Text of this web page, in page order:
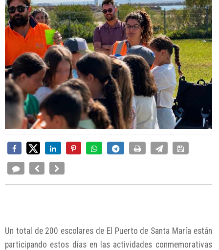
Un total de 200 escolares de El Puerto de Santa María están
participando estos días en las actividades conmemorativas